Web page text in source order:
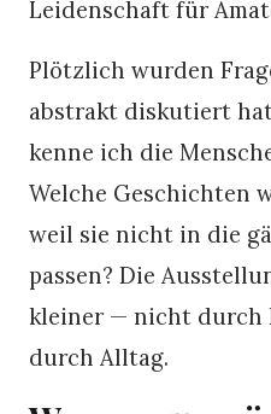
Leidenschaft für
Plötzlich wurden
abstrakt diskutiert
kenne ich die
Welche Geschichten
weil sie nicht in die
passen? Die
kleiner — nicht durch
durch Alltag.